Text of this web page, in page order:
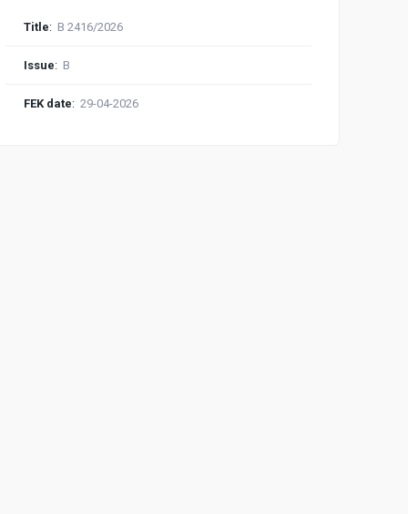
Title: Β 2416/2026
Issue: Β
FEK date: 29-04-2026